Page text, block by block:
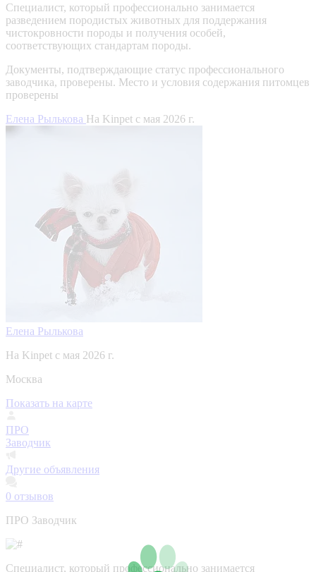
Специалист, который профессионально занимается
разведением породистых животных для поддержания
чистокровности породы и получения особей,
соответствующих стандартам породы.
Документы, подтверждающие статус профессионального
заводчика, проверены. Место и условия содержания питомцев
проверены
Елена Рылькова На Kinpet c мая 2026 г.
Елена Рылькова
На Kinpet c мая 2026 г.
Москва
Показать на карте
ПРО
Заводчик
Другие объявления
0 отзывов
ПРО Заводчик
Специалист, который профессионально занимается